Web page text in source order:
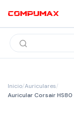
Búsqueda
de
productos
Inicio/Auriculares/
Auricular Corsair